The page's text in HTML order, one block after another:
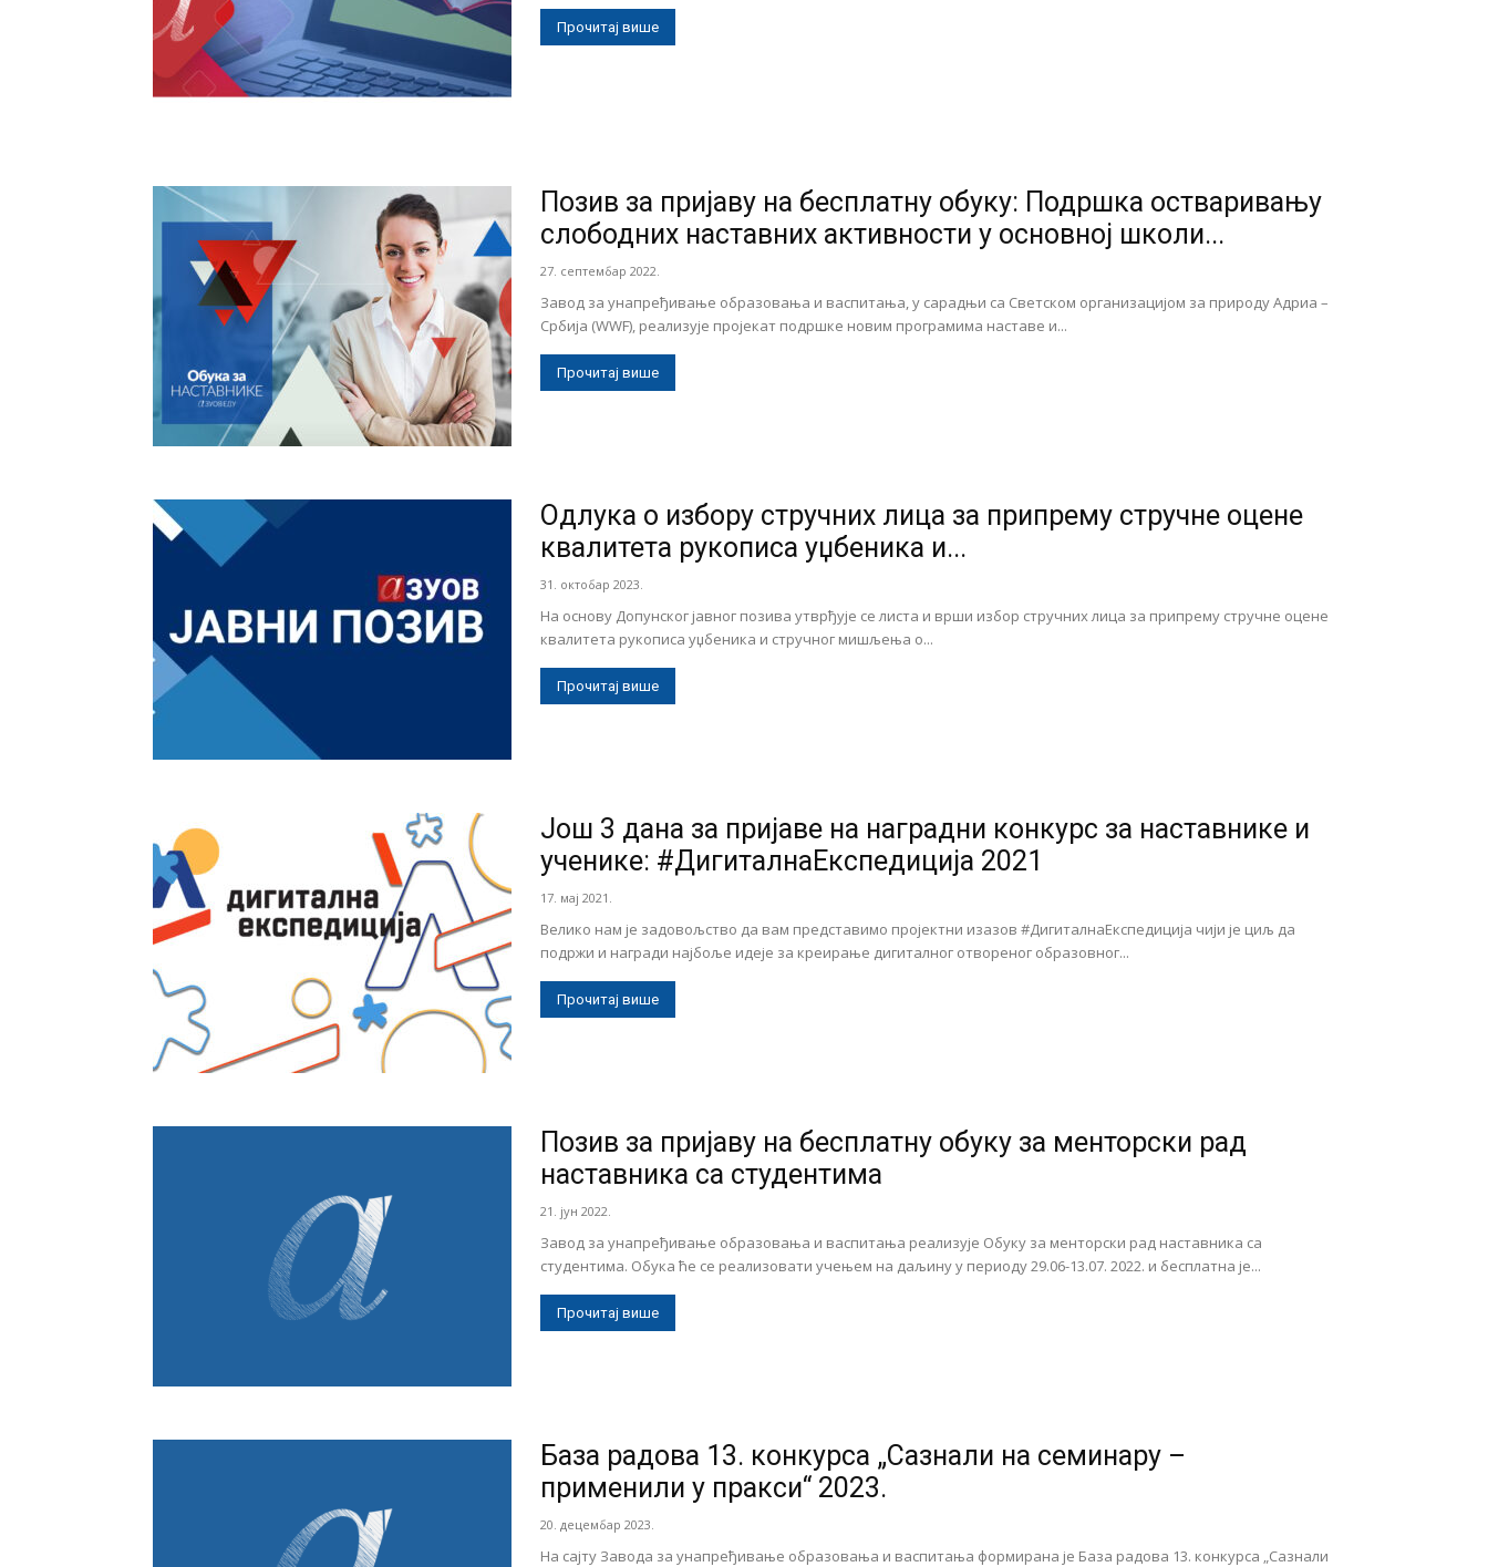
васпитања Прочитај више
Позив за пријаву на бесплатну обуку: Подршка остваривању
слободних наставних активности у основној школи...
27. септембар 2022.
Завод за унапређивање образовања и васпитања, у сарадњи са Светском организацијом за природу Адриа –
Србија (WWF), реализује пројекат подршке новим програмима наставе и...
Прочитај више
Одлука о избору стручних лица за припрему стручне оцене
квалитета рукописа уџбеника и...
31. октобар 2023.
На основу Допунског јавног позива утврђује се листа и врши избор стручних лица за припрему стручне оцене
квалитета рукописа уџбеника и стручног мишљења о...
Прочитај више
Још 3 дана за пријаве на наградни конкурс за наставнике и
ученике: #ДигиталнаЕкспедиција 2021
17. мај 2021.
Велико нам је задовољство да вам представимо пројектни изазов #ДигиталнаЕкспедиција чији је циљ да
подржи и награди најбоље идеје за креирање дигиталног отвореног образовног...
Прочитај више
Позив за пријаву на бесплатну обуку за менторски рад
наставника са студентима
21. јун 2022.
Завод за унапређивање образовања и васпитања реализује Обуку за менторски рад наставника са
студентима. Обука ће се реализовати учењем на даљину у периоду 29.06-13.07. 2022. и бесплатна је...
Прочитај више
База радова 13. конкурса „Сазнали на семинару –
применили у пракси“ 2023.
20. децембар 2023.
На сајту Завода за унапређивање образовања и васпитања формирана је База радова 13. конкурса „Сазнали